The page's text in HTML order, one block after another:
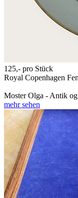
125,- pro Stück
Royal Copenhagen
Moster Olga - Antik
mehr sehen